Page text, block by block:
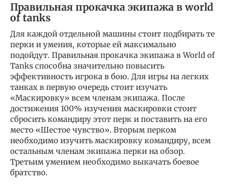
Правильная прокачка экипажа в world
of tanks
Для каждой отдельной машины стоит подбирать те
перки и умения, которые ей максимально
подойдут. Правильная прокачка экипажа в World of
Tanks способна значительно повысить
эффективность игрока в бою. Для игры на легких
танках в первую очередь стоит изучать
«Маскировку» всем членам экипажа. После
достижения 100% изучения маскировки стоит
сбросить командиру этот перк и поставить на его
место «Шестое чувство». Вторым перком
необходимо изучить маскировку командиру, всем
остальным членам экипажа перки на обзор.
Третьим умением необходимо выкачать боевое
братство.